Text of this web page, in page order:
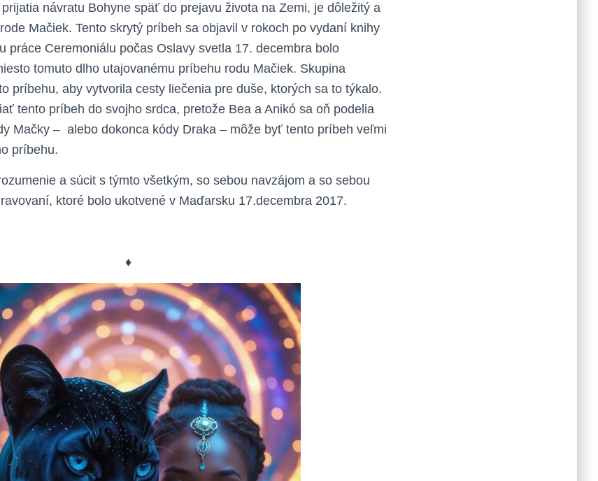
návratu Bohyne späť do prejavu života na Zemi, je dôležitý a
Mačiek. Tento skrytý príbeh sa objavil v rokoch po vydaní knihy
práce Ceremoniálu počas Oslavy svetla 17. decembra bolo
tomuto dlho utajovanému príbehu rodu Mačiek. Skupina
príbehu, aby vytvorila cesty liečenia pre duše, ktorých sa to týkalo.
tento príbeh do svojho srdca, pretože Bea a Anikó sa oň podelia
Mačky – alebo dokonca kódy Draka – môže byť tento príbeh veľmi
príbehu.
a súcit s týmto všetkým, so sebou navzájom a so sebou
ktoré bolo ukotvené v Maďarsku 17.decembra 2017.
♦